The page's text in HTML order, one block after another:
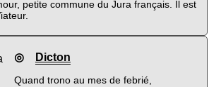
petite commune du Jura français. Il est
◎ Dicton
Quand trono au mes de febrié,